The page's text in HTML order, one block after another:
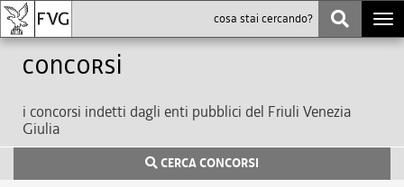
Concorsi
i concorsi indetti dagli enti pubblici del Friuli Venezia
Giulia
CERCA CONCORSI